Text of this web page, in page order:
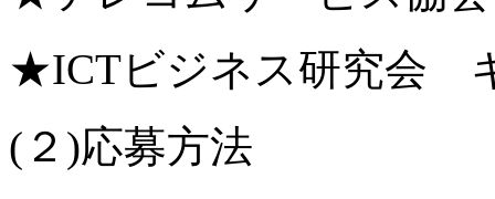
★ICTビジネス研究
(２)応募方法